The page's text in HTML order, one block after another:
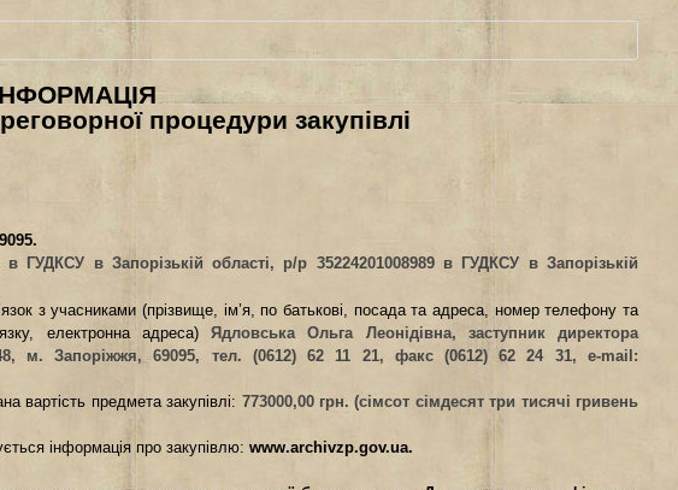
процедури закупівлі
в ГУДКСУ в Запорізькій області, р/р 35224201008989 в ГУДКСУ в Запорізькій
з учасниками (прізвище, ім’я, по батькові, посада та адреса, номер телефону та
електронна адреса)Ядловська Ольга Леонідівна, заступник директора
м. Запоріжжя, 69095, тел. (0612) 62 11 21, факс (0612) 62 24 31, е-mail:
вартість предмета закупівлі: 773000,00 грн. (сімсот сімдесят три тисячі гривень
інформація про закупівлю:www.archivzp.gov.ua.